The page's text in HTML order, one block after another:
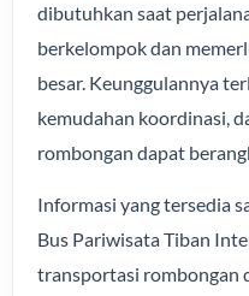
dibutuhkan saat
berkelompok dan
besar. Keunggulannya
kemudahan koordinasi,
rombongan dapat
Informasi yang tersedia
Bus Pariwisata Tiban
transportasi rombongan